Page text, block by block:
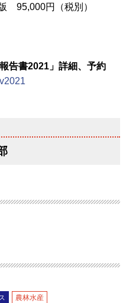
円（税別）
告書2021」詳細、予約
農林水産